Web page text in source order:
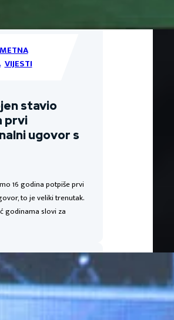
,VIJESTI
stavio
prvi
ugovor s
16 godina potpiše prvi
to je veliki trenutak.
godinama slovi za